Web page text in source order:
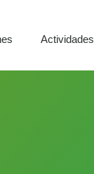
Actividades